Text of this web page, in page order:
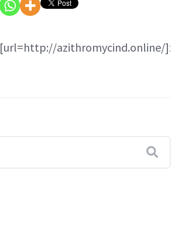
[url=http://azithromycind.online/